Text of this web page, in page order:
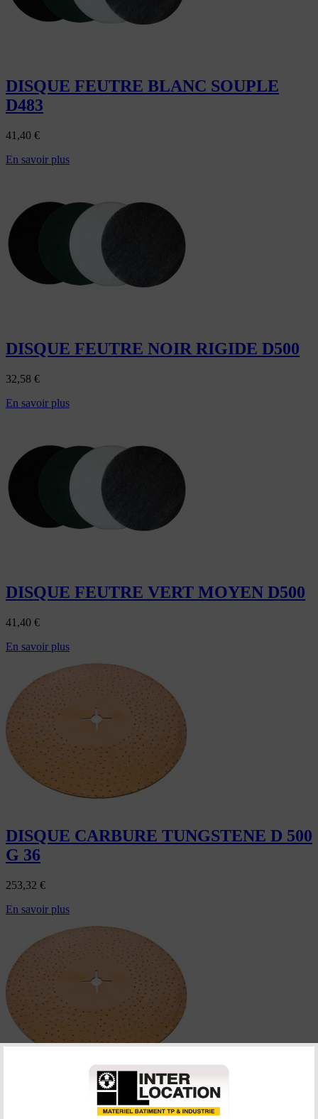
DISQUE FEUTRE BLANC SOUPLE
D483
41,40 €
En savoir plus
DISQUE FEUTRE NOIR RIGIDE D500
32,58 €
En savoir plus
DISQUE FEUTRE VERT MOYEN D500
41,40 €
En savoir plus
DISQUE CARBURE TUNGSTENE D 500
G 36
253,32 €
En savoir plus
DISQUE CARBURE TUNGSTENE D 500